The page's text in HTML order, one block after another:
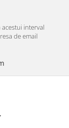
interval
de email